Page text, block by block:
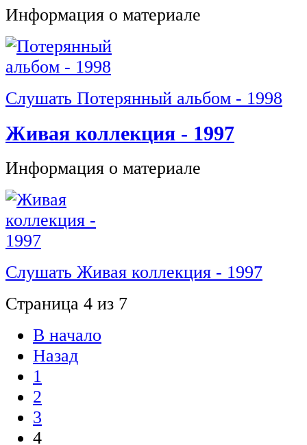
Информация о материале
Слушать Потерянный альбом - 1998
Живая коллекция - 1997
Информация о материале
Слушать Живая коллекция - 1997
Страница 4 из 7
В начало
Назад
1
2
3
4